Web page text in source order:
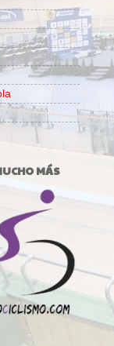
MÁS